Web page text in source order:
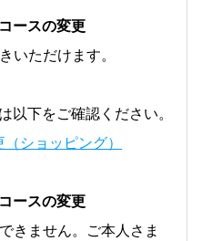
ースの変更
いただけます。
以下をご確認ください。
ショッピング）
ースの変更
きません。ご本人さま